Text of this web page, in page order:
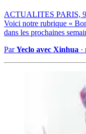
ACTUALITES PARIS,
Voici notre rubrique «
dans les prochaines
ParYeclo avec Xinhua ·